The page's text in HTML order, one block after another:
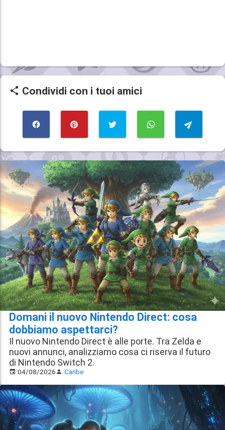
Condividi con i tuoi amici
Domani il nuovo Nintendo Direct: cosa
dobbiamo aspettarci?
Il nuovo Nintendo Direct è alle porte. Tra Zelda e
nuovi annunci, analizziamo cosa ci riserva il futuro
di Nintendo Switch 2.
04/08/2026 Caribe